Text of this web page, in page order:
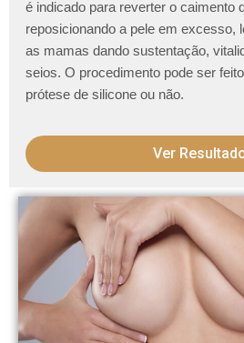
é indicado para reverter o caimento
reposicionando a pele em excesso,
as mamas dando sustentação,
seios. O procedimento pode ser
prótese de silicone ou não.
Ver